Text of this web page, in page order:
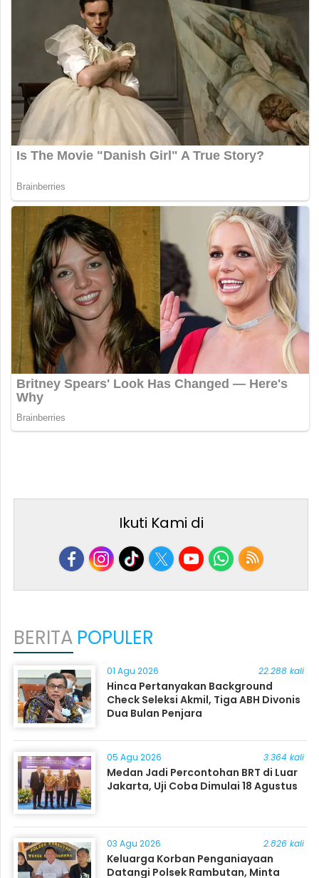
Ikuti Kami di
BERITA POPULER
01 Agu 2026 22.288 kali
Hinca Pertanyakan Background
Check Seleksi Akmil, Tiga ABH Divonis
Dua Bulan Penjara
05 Agu 2026 3.364 kali
Medan Jadi Percontohan BRT di Luar
Jakarta, Uji Coba Dimulai 18 Agustus
03 Agu 2026 2.826 kali
Keluarga Korban Penganiayaan
Datangi Polsek Rambutan, Minta